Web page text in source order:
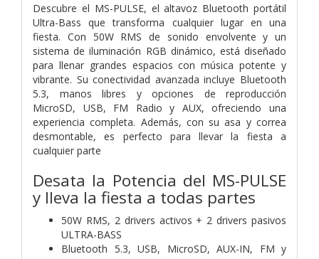
Descubre el MS-PULSE, el altavoz Bluetooth portátil
Ultra-Bass que transforma cualquier lugar en una
fiesta. Con 50W RMS de sonido envolvente y un
sistema de iluminación RGB dinámico, está diseñado
para llenar grandes espacios con música potente y
vibrante. Su conectividad avanzada incluye Bluetooth
5.3, manos libres y opciones de reproducción
MicroSD, USB, FM Radio y AUX, ofreciendo una
experiencia completa. Además, con su asa y correa
desmontable, es perfecto para llevar la fiesta a
cualquier parte
Desata la Potencia del MS-PULSE
y lleva la fiesta a todas partes
50W RMS, 2 drivers activos + 2 drivers pasivos
ULTRA-BASS
Bluetooth 5.3, USB, MicroSD, AUX-IN, FM y